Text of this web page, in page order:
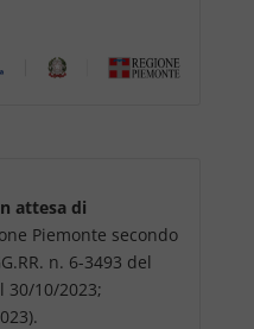
attesa di
Piemonte secondo
n. 6-3493 del
30/10/2023;